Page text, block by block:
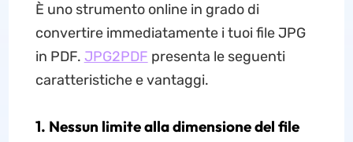
È uno strumento online in grado di
convertire immediatamente i tuoi file JPG
in PDF. JPG2PDF presenta le seguenti
caratteristiche e vantaggi.
1. Nessun limite alla dimensione del file